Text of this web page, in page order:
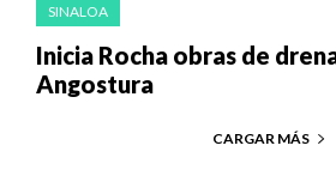
SINALOA
Inicia Rocha obras de
Angostura
CARGAR MÁS